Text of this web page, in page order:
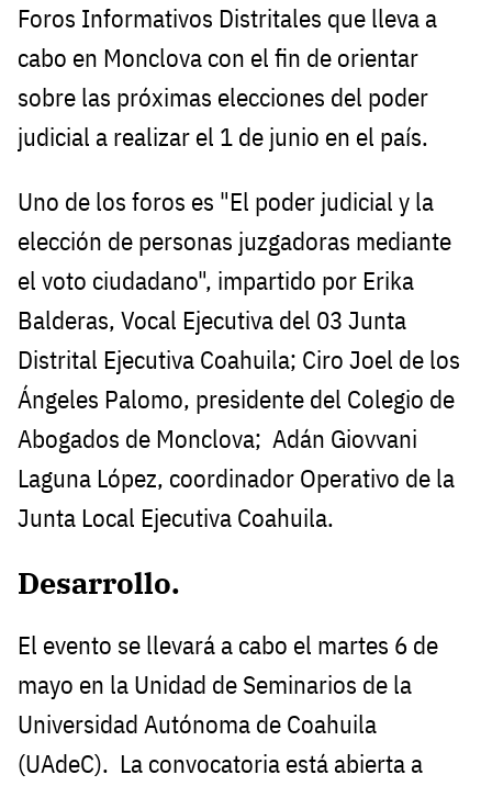
Foros Informativos Distritales que lleva a
cabo en Monclova con el fin de orientar
sobre las próximas elecciones del poder
judicial a realizar el 1 de junio en el país.
Uno de los foros es "El poder judicial y la
elección de personas juzgadoras mediante
el voto ciudadano", impartido por Erika
Balderas, Vocal Ejecutiva del 03 Junta
Distrital Ejecutiva Coahuila; Ciro Joel de los
Ángeles Palomo, presidente del Colegio de
Abogados de Monclova; Adán Giovvani
Laguna López, coordinador Operativo de la
Junta Local Ejecutiva Coahuila.
Desarrollo.
El evento se llevará a cabo el martes 6 de
mayo en la Unidad de Seminarios de la
Universidad Autónoma de Coahuila
(UAdeC). La convocatoria está abierta a